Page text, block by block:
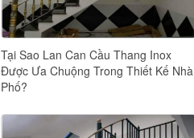
Tại Sao Lan Can Cầu Thang Inox
Được Ưa Chuộng Trong Thiết Kế Nhà
Phố?